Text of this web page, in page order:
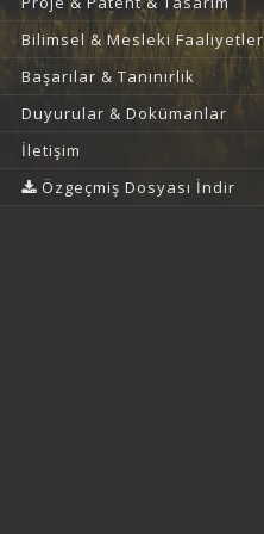
Bilimsel & Mesleki Faaliyetler
Başarılar & Tanınırlık
Duyurular & Dokümanlar
İletişim
Özgeçmiş Dosyası İndir